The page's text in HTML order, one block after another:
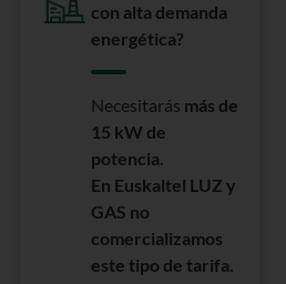
con alta demanda
energética?
Necesitarás más de
15 kW de
potencia.
En Euskaltel LUZ y
GAS no
comercializamos
este tipo de tarifa.